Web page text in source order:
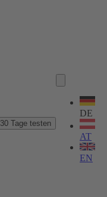
30 Tage testen
Sprache
wählen
DE
AT
EN